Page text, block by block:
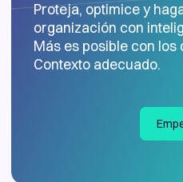
Proteja, optimice y
organización con
Más es posible con los
Contexto adecuado.